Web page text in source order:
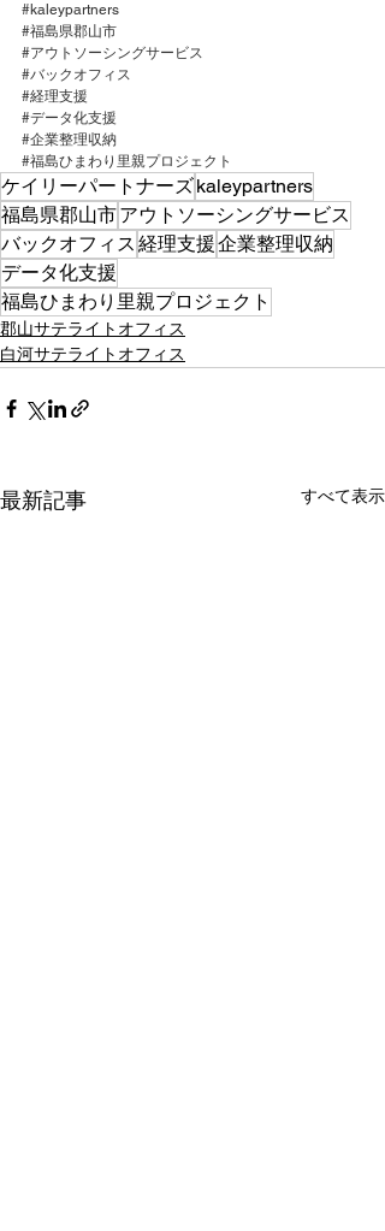
#kaleypartners
#福島県郡山市
#アウトソーシングサービス
#バックオフィス
#経理支援
#データ化支援
#企業整理収納
#福島ひまわり里親プロジェクト
ケイリーパートナーズkaleypartners
福島県郡山市アウトソーシングサービス
バックオフィス 経理支援企業整理収納
データ化支援
福島ひまわり里親プロジェクト
郡山サテライトオフィス
白河サテライトオフィス
最新記事 すべて表示